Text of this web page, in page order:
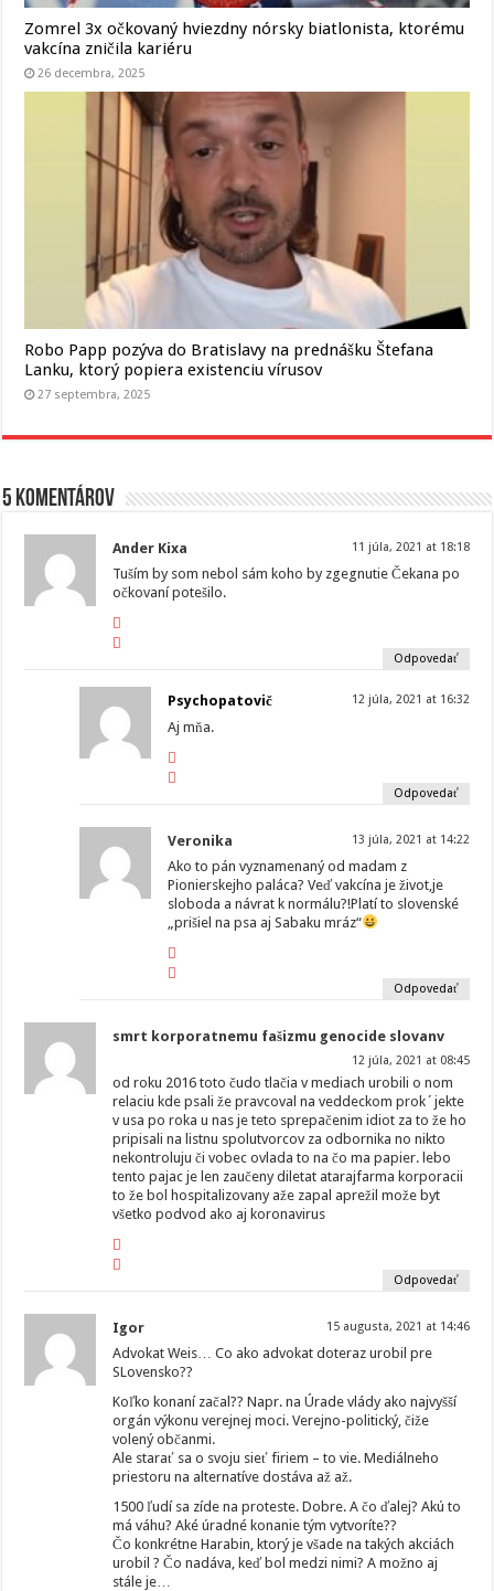
Zomrel 3x očkovaný hviezdny nórsky biatlonista, ktorému
vakcína zničila kariéru
26 decembra, 2025
Robo Papp pozýva do Bratislavy na prednášku Štefana
Lanku, ktorý popiera existenciu vírusov
27 septembra, 2025
5 komentárov
Ander Kixa 11 júla, 2021 at 18:18
Tuším by som nebol sám koho by zgegnutie Čekana po
očkovaní potešilo.
Odpovedať
Psychopatovič 12 júla, 2021 at 16:32
Aj mňa.
Odpovedať
Veronika 13 júla, 2021 at 14:22
Ako to pán vyznamenaný od madam z
Pionierskejho paláca? Veď vakcína je život,je
sloboda a návrat k normálu?!Platí to slovenské
„prišiel na psa aj Sabaku mráz“
Odpovedať
smrt korporatnemu fašizmu genocide slovanv
12 júla, 2021 at 08:45
od roku 2016 toto čudo tlačia v mediach urobili o nom
relaciu kde psali že pravcoval na veddeckom prok´jekte
v usa po roka u nas je teto sprepačenim idiot za to že ho
pripisali na listnu spolutvorcov za odbornika no nikto
nekontroluju či vobec ovlada to na čo ma papier. lebo
tento pajac je len zaučeny diletat atarajfarma korporacii
to že bol hospitalizovany aže zapal aprežil može byt
všetko podvod ako aj koronavirus
Odpovedať
Igor 15 augusta, 2021 at 14:46
Advokat Weis… Co ako advokat doteraz urobil pre
SLovensko??
Koľko konaní začal?? Napr. na Úrade vlády ako najvyšší
orgán výkonu verejnej moci. Verejno-politický, čiže
volený občanmi.
Ale starať sa o svoju sieť firiem – to vie. Mediálneho
priestoru na alternatíve dostáva až až.
1500 ľudí sa zíde na proteste. Dobre. A čo ďalej? Akú to
má váhu? Aké úradné konanie tým vytvoríte??
Čo konkrétne Harabin, ktorý je všade na takých akciách
urobil ? Čo nadáva, keď bol medzi nimi? A možno aj
stále je…